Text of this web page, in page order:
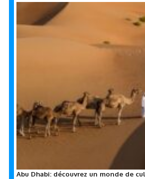
Abu Dhabi: découvrez un monde de